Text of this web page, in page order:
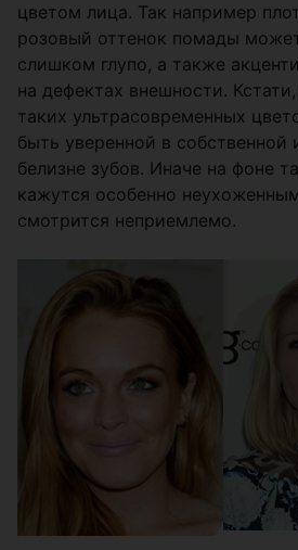
цветом лица. Так например
розовый оттенок помады
слишком глупо, а также
на дефектах внешности.
таких ультрасовременных
быть уверенной в собственной
белизне зубов. Иначе на фоне
кажутся особенно
смотрится неприемлемо.